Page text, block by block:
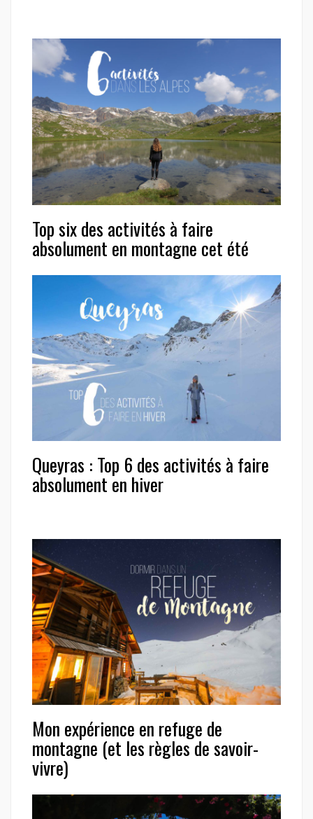
Top six des activités à faire
absolument en montagne cet été
Queyras : Top 6 des activités à faire
absolument en hiver
Mon expérience en refuge de
montagne (et les règles de savoir-
vivre)